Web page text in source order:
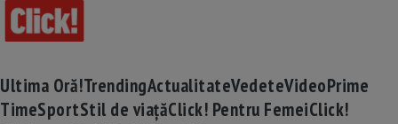
Ultima Oră!TrendingActualitateVedeteVideoPrime
TimeSportStil de viațăClick! Pentru FemeiClick!